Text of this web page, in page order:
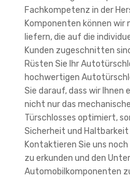
Fachkompetenz in der
Komponenten können wir
liefern, die auf die
Kunden zugeschnitten
Rüsten Sie Ihr
hochwertigen
Sie darauf, dass wir Ihnen
nicht nur das
Türschlosses optimiert,
Sicherheit und
Kontaktieren Sie uns
zu erkunden und den
Automobilkomponenten